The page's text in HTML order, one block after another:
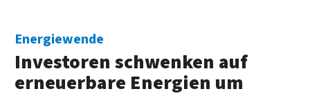
Energiewende
Investoren schwenken auf
erneuerbare Energien um